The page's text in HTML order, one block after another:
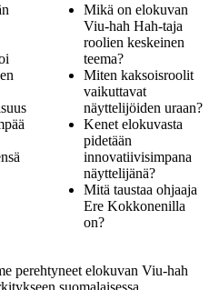
Mikä on elokuvan
Viu-hah Hah-taja
roolien keskeinen
teema?
Miten kaksoisroolit
vaikuttavat
näyttelijöiden uraan?
Kenet elokuvasta
pidetään
innovatiivisimpana
näyttelijänä?
Mitä taustaa ohjaaja
Ere Kokkonenilla
on?
perehtyneet elokuvan Viu-hah
suomalaisessa